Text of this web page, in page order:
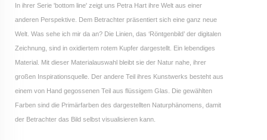
In ihrer Serie 'bottom line' zeigt uns Petra Hart ihre Welt aus einer
anderen Perspektive. Dem Betrachter präsentiert sich eine ganz neue
Welt. Was sehe ich mir da an? Die Linien, das ‘Röntgenbild’ der digitalen
Zeichnung, sind in oxidiertem rotem Kupfer dargestellt. Ein lebendiges
Material. Mit dieser Materialauswahl bleibt sie der Natur nahe, ihrer
großen Inspirationsquelle. Der andere Teil ihres Kunstwerks besteht aus
einem von Hand gegossenen Teil aus flüssigem Glas. Die gewählten
Farben sind die Primärfarben des dargestellten Naturphänomens, damit
der Betrachter das Bild selbst visualisieren kann.